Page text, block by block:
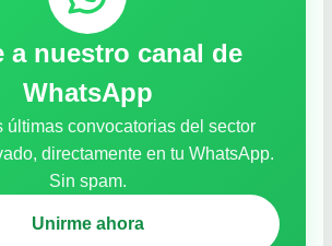
a nuestro canal de
WhatsApp
últimas convocatorias del sector
directamente en tu WhatsApp.
Sin spam.
Unirme ahora